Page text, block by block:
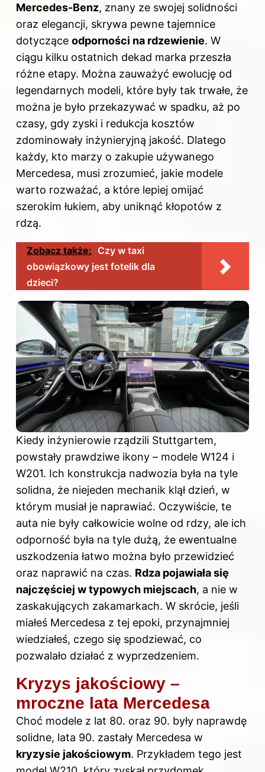
Mercedes-Benz, znany ze swojej solidności
oraz elegancji, skrywa pewne tajemnice
dotyczące odporności na rdzewienie. W
ciągu kilku ostatnich dekad marka przeszła
różne etapy. Można zauważyć ewolucję od
legendarnych modeli, które były tak trwałe, że
można je było przekazywać w spadku, aż po
czasy, gdy zyski i redukcja kosztów
zdominowały inżynieryjną jakość. Dlatego
każdy, kto marzy o zakupie używanego
Mercedesa, musi zrozumieć, jakie modele
warto rozważać, a które lepiej omijać
szerokim łukiem, aby uniknąć kłopotów z
rdzą.
Zobacz także: Czy w taxi
obowiązkowy jest fotelik dla
dzieci?
Kiedy inżynierowie rządzili Stuttgartem,
powstały prawdziwe ikony – modele W124 i
W201. Ich konstrukcja nadwozia była na tyle
solidna, że niejeden mechanik klął dzień, w
którym musiał je naprawiać. Oczywiście, te
auta nie były całkowicie wolne od rdzy, ale ich
odporność była na tyle dużą, że ewentualne
uszkodzenia łatwo można było przewidzieć
oraz naprawić na czas. Rdza pojawiała się
najczęściej w typowych miejscach, a nie w
zaskakujących zakamarkach. W skrócie, jeśli
miałeś Mercedesa z tej epoki, przynajmniej
wiedziałeś, czego się spodziewać, co
pozwalało działać z wyprzedzeniem.
Kryzys jakościowy –
mroczne lata Mercedesa
Choć modele z lat 80. oraz 90. były naprawdę
solidne, lata 90. zastały Mercedesa w
kryzysie jakościowym. Przykładem tego jest